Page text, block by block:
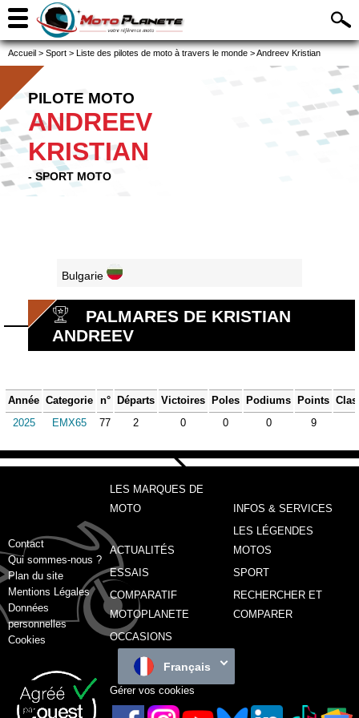
Accueil > Sport > Liste des pilotes de moto à travers le monde >Andreev Kristian
PILOTE MOTO
ANDREEV
KRISTIAN
- SPORT MOTO
Bulgarie
PALMARES DE KRISTIAN
ANDREEV
Année Categorie n° Départs Victoires Poles Podiums Points
2025
EMX65 77 2 0 0 0 9
Contact
Qui sommes-nous ?
Plan du site
Mentions Légales
Données
personnelles
Cookies
LES MARQUES DE
MOTO
INFOS & SERVICES
ACTUALITÉS
LES LÉGENDES
MOTOS
ESSAIS
SPORT
COMPARATIF
MOTOPLANETE
RECHERCHER ET
COMPARER
OCCASIONS
Français
Gérer vos cookies